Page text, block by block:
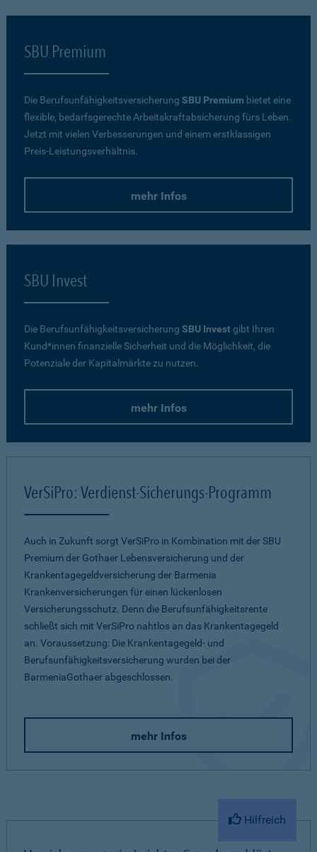
SBU Premium
Die Berufsunfähigkeitsversicherung SBU Premium bietet eine
flexible, bedarfsgerechte Arbeitskraftabsicherung fürs Leben.
Jetzt mit vielen Verbesserungen und einem erstklassigen
Preis-Leistungsverhältnis.
mehr Infos
SBU Invest
Die Berufsunfähigkeitsversicherung SBU Investgibt Ihren
Kund*innen finanzielle Sicherheit und die Möglichkeit, die
Potenziale der Kapitalmärkte zu nutzen.
mehr Infos
VerSiPro: Verdienst-Sicherungs-Programm
Auch in Zukunft sorgt VerSiPro in Kombination mit der SBU
Premium der Gothaer Lebensversicherung und der
Krankentagegeldversicherung der Barmenia
Krankenversicherungen für einen lückenlosen
Versicherungsschutz. Denn die Berufsunfähigkeitsrente
schließt sich mit VerSiPro nahtlos an das Krankentagegeld
an. Voraussetzung: Die Krankentagegeld- und
Berufsunfähigkeitsversicherung wurden bei der
BarmeniaGothaer abgeschlossen.
mehr Infos
Hilfreich